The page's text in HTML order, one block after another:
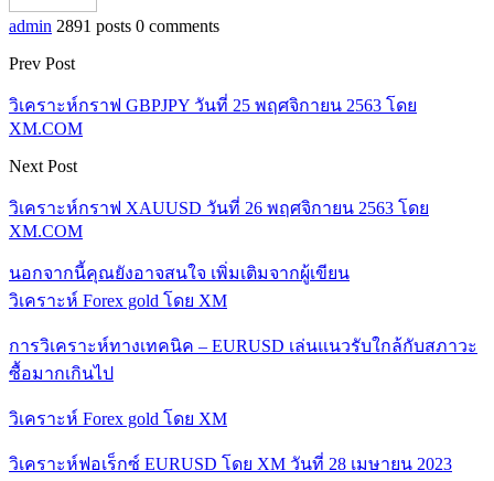
admin 2891 posts 0 comments
Prev Post
วิเคราะห์กราฟ GBPJPY วันที่ 25 พฤศจิกายน 2563 โดย
XM.COM
Next Post
วิเคราะห์กราฟ XAUUSD วันที่ 26 พฤศจิกายน 2563 โดย
XM.COM
นอกจากนี้คุณยังอาจสนใจ เพิ่มเติมจากผู้เขียน
วิเคราะห์ Forex gold โดย XM
การวิเคราะห์ทางเทคนิค – EURUSD เล่นแนวรับใกล้กับสภาวะ
ซื้อมากเกินไป
วิเคราะห์ Forex gold โดย XM
วิเคราะห์ฟอเร็กซ์ EURUSD โดย XM วันที่ 28 เมษายน 2023